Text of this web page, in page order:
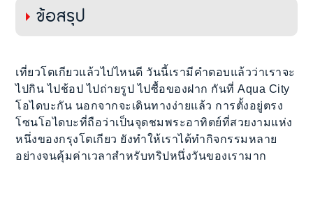
ข้อสรุป
เที่ยวโตเกียวแล้วไปไหนดี วันนี้เรามีคำตอบแล้วว่าเราจะ
ไปกิน ไปช้อป ไปถ่ายรูป ไปซื้อของฝาก กันที่ Aqua City
โอไดบะกัน นอกจากจะเดินทางง่ายแล้ว การตั้งอยู่ตรง
โซนโอไดบะที่ถือว่าเป็นจุดชมพระอาทิตย์ที่สวยงามแห่ง
หนึ่งของกรุงโตเกียว ยังทำให้เราได้ทำกิจกรรมหลาย
อย่างจนคุ้มค่าเวลาสำหรับทริปหนึ่งวันของเรามาก